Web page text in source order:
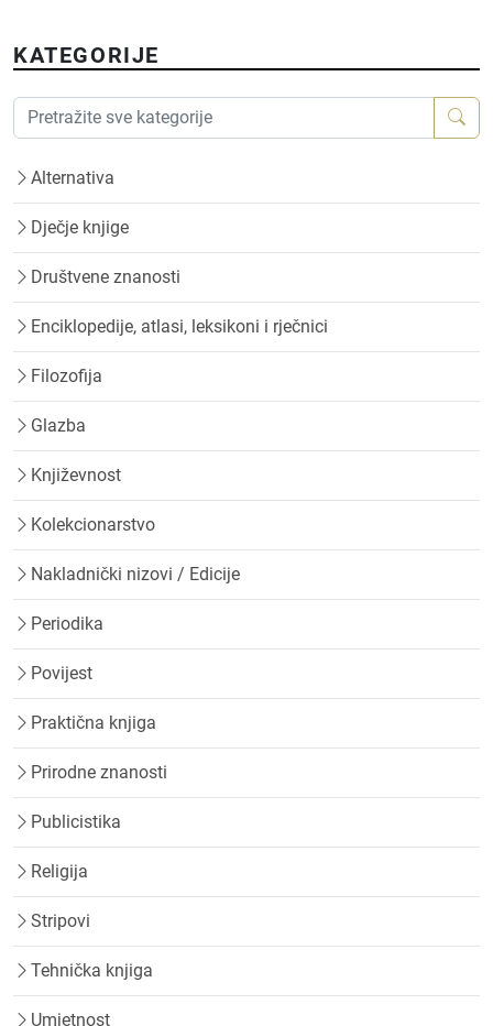
KATEGORIJE
Alternativa
Dječje knjige
Društvene znanosti
Enciklopedije, atlasi, leksikoni i rječnici
Filozofija
Glazba
Književnost
Kolekcionarstvo
Nakladnički nizovi / Edicije
Periodika
Povijest
Praktična knjiga
Prirodne znanosti
Publicistika
Religija
Stripovi
Tehnička knjiga
Umjetnost